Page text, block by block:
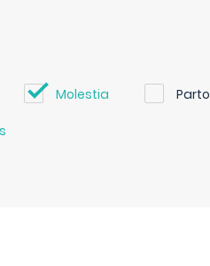
Molestia Parto